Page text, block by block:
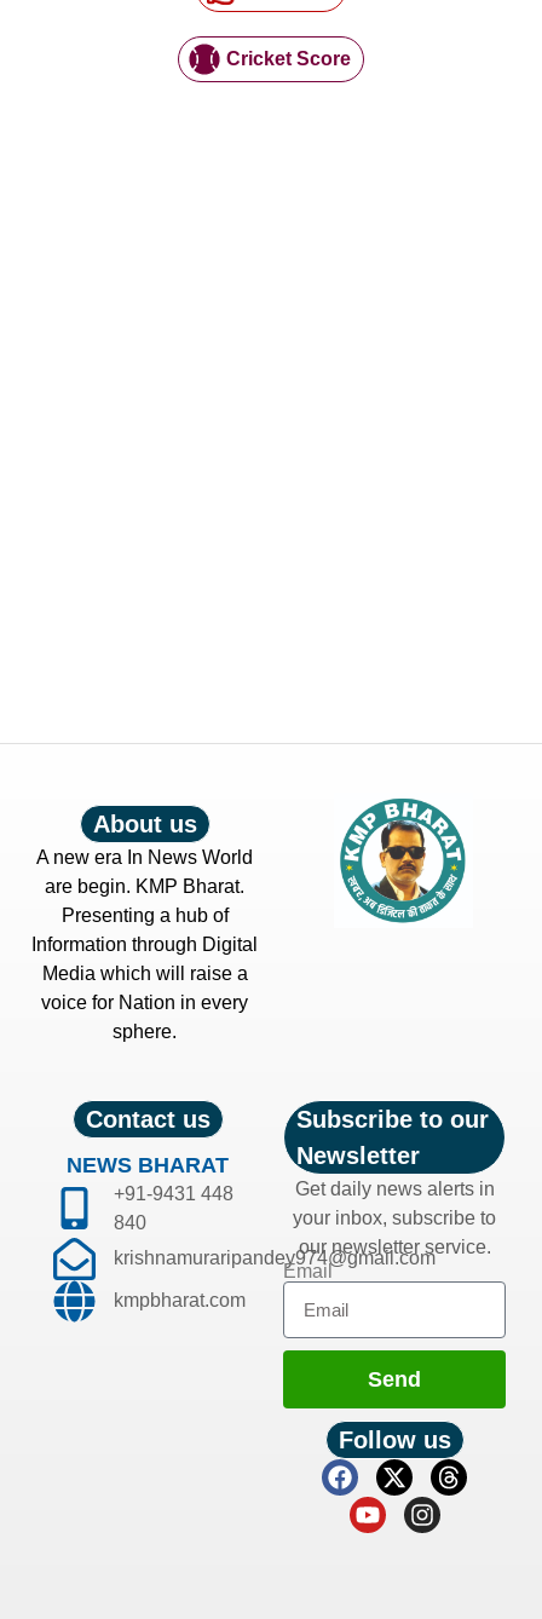
Cricket Score
About us
A new era In News World
are begin. KMP Bharat.
Presenting a hub of
Information through Digital
Media which will raise a
voice for Nation in every
sphere.
Contact us
NEWS BHARAT
+91-9431 448
840
krishnamuraripandey974@gmail.com
kmpbharat.com
Subscribe to our
Newsletter
Get daily news alerts in
your inbox, subscribe to
our newsletter service.
Email
Send
Follow us